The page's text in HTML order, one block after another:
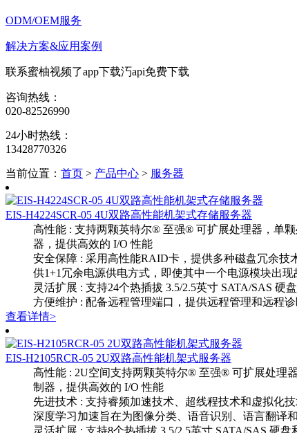
ODM/OEM服务
解决方案&应用案例
联系蜜柚视频了app下载汅api免费下载
咨询热线：
020-82526990
24小时热线：
13428770326
当前位置： 首页 > 产品中心 > 服务器
EIS-H4224SCR-05 4U双路高性能机架式存储服务器
高性能 : 支持两颗英特尔® 至强® 可扩展处理器，单
器，提供高效的 I/O 性能
安全保障 : 采用高性能RAID卡，提供多种磁盘冗余技术
供1+1冗余电源供电方式，即使其中一个电源模块出现
灵活扩展 : 支持24个热插拔 3.5/2.5英寸 SATA/SAS 硬盘
方便维护 : 配备远程管理端口，提供远程管理和远程诊
查看详情>
EIS-H2105RCR-05 2U双路高性能机架式服务器
高性能 : 2U空间支持两颗英特尔® 至强® 可扩展处理器
制器，提供高效的 I/O 性能
先进技术 : 支持睿频加速技术、超线程技术和虚拟化
深度学习加速旨在为图像分类、语音识别、语言